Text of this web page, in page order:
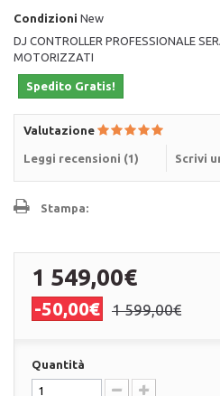
Condizioni New
DJ CONTROLLER PROFESSIONALE
MOTORIZZATI
Spedito Gratis!
Valutazione
Leggi recensioni (1) Scrivi
Stampa:
1 549,00€
-50,00€ 1 599,00€
Quantità